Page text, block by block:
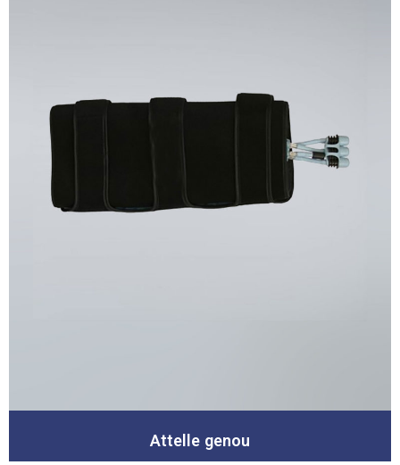
Attelle genou